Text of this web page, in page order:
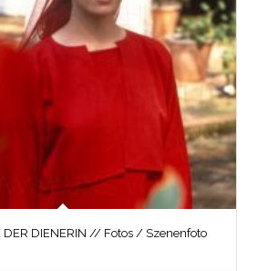
DER DIENERIN // Fotos / Szenenfoto